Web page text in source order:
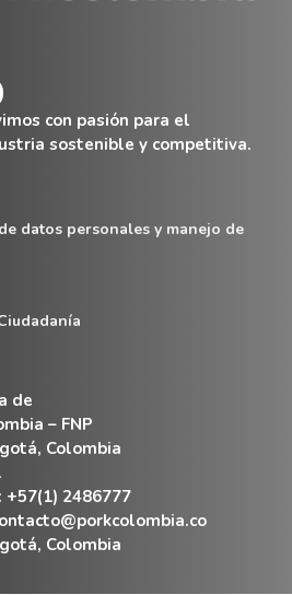
con pasión para el
sostenible y competitiva.
datos personales y manejo de
de
– FNP
Colombia
2486777
Colombia